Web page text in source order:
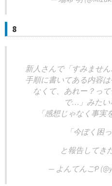
8
新人さんで「すみませ
手順に書いてある内容
なくて、あれー？っ
で…」みたい
「感想じゃなく事
「今ぼく困
と報告してき
— よんてんごP